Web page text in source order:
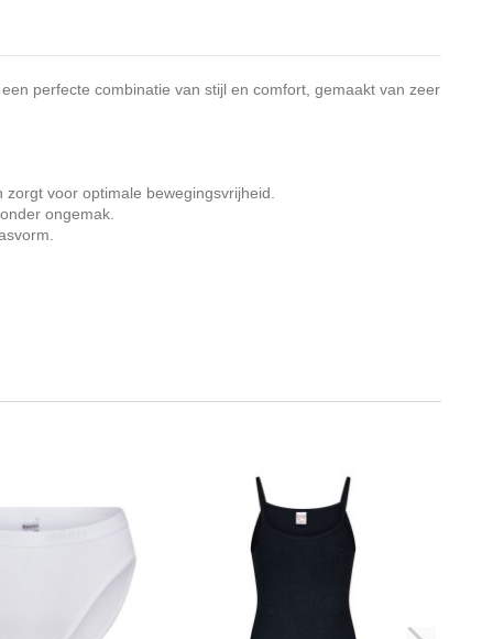
perfecte combinatie van stijl en comfort, gemaakt van zeer
voor optimale bewegingsvrijheid.
ongemak.